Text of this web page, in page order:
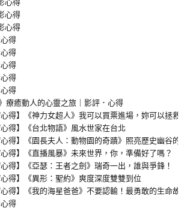
心得
心得
心得
得
得
得
得
得
療癒動人的心靈之旅｜影評．心得
心得】《神力女超人》我可以買票進場，妳可以拯救
心得】《台北物語》風水世家在台北
心得】《園長夫人：動物園的奇蹟》照亮歷史幽谷的
心得】《直播風暴》未來世界，你，準備好了嗎？
心得】《亞瑟：王者之劍》瑞奇一出，誰與爭鋒！
心得】《異形：聖約》爽度深度雙雙到位
心得】《我的海星爸爸》不要認輸！最勇敢的生命故
得